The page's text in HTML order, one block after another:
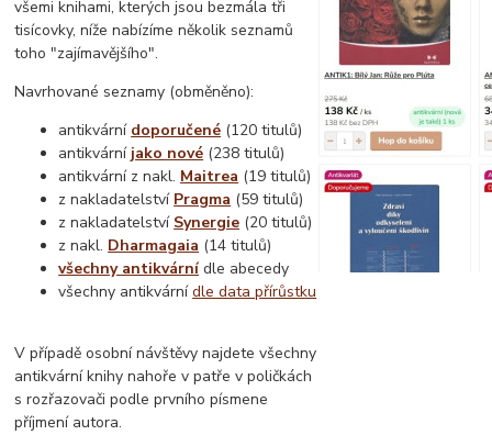
všemi knihami, kterých jsou bezmála tři
tisícovky, níže nabízíme několik seznamů
toho "zajímavějšího".
Navrhované seznamy (obměněno):
antikvární doporučené (120 titulů)
antikvární jako nové (238 titulů)
antikvární z nakl. Maitrea (19 titulů)
z nakladatelství Pragma (59 titulů)
z nakladatelství Synergie (20 titulů)
z nakl. Dharmagaia (14 titulů)
všechny antikvárnídle abecedy
všechny antikvárnídle data přírůstku
V případě osobní návštěvy najdete všechny
antikvární knihy nahoře v patře v poličkách
s rozřazovači podle prvního písmene
příjmení autora.